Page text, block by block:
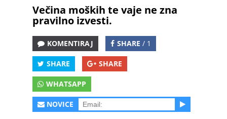
Večina moških te vaje ne zna
pravilno izvesti.
KOMENTIRAJ SHARE / 1
SHARE SHARE
WHATSAPP
NOVICE